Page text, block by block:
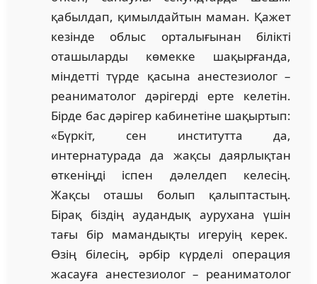
қабылдап, қимылдайтын маман. Қажет
кезінде облыс орталығынан білікті
оташыларды көмекке шақырғанда,
міндетті түрде қасына анестезиолог –
реаниматолог дәрігерді ерте келетін.
Бірде бас дәрігер кабинетіне шақыртып:
«Бүркіт, сен институтта да,
интернатурада да жақсы даярлықтан
өткеніңді іспен дәлелдеп келесің.
Жақсы оташы болып қалыптастың.
Бірақ біздің аудандық аурухана үшін
тағы бір мамандықты игеруің керек.
Өзің білесің, әрбір күрделі операция
жасауға анестезиолог – реаниматолог